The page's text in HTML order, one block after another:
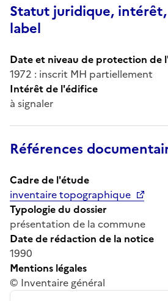
Statut juridique,
label
Date et niveau de protection de
1972 : inscrit MH partiellement
Intérêt de l'édifice
à signaler
Références
Cadre de l'étude
inventaire topographique
Typologie du dossier
présentation de la commune
Date de rédaction de la notice
1990
Mentions légales
© Inventaire général